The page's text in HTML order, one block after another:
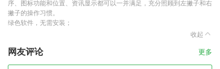
序、图标功能和位置、资讯显示都可以一并满足，充分照顾到左撇子和右
撇子的操作习惯。
绿色软件，无需安装；
收起
网友评论 更多